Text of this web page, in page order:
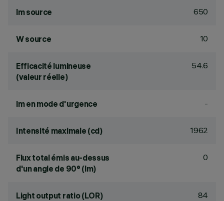
lm source 650
W source 10
Efficacité lumineuse
(valeur réelle)
54.6
lm en mode d'urgence -
Intensité maximale (cd) 1962
Flux total émis au-dessus
d'un angle de 90° (lm)
0
Light output ratio (LOR) 84